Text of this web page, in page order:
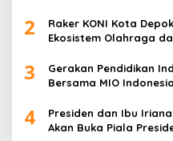
2
Raker KONI Kota
Ekosistem Olahraga
3
Gerakan Pendidikan
Bersama MIO
4
Presiden dan Ibu
Akan Buka Piala